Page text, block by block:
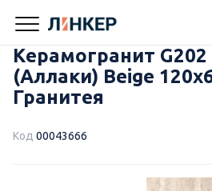
Керамогранит
(Аллаки) Beige
Гранитея
Код 00043666